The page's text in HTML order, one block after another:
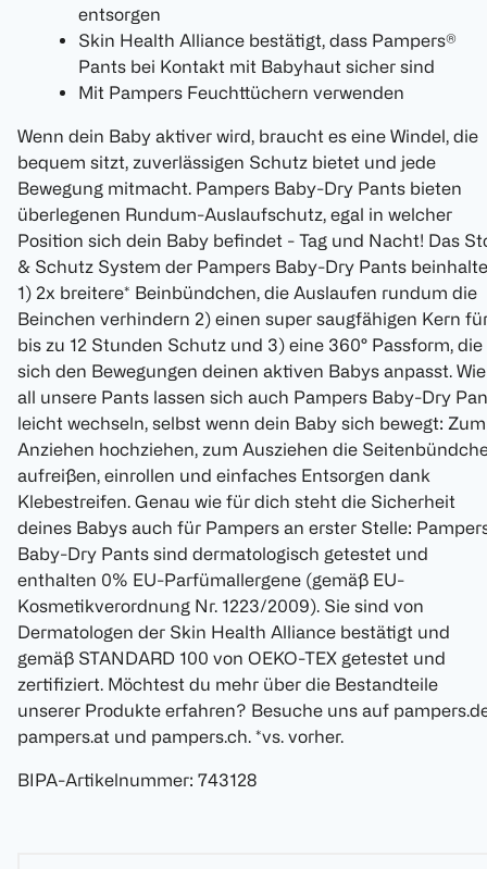
entsorgen
Skin Health Alliance bestätigt, dass Pampers®
Pants bei Kontakt mit Babyhaut sicher sind
Mit Pampers Feuchttüchern verwenden
Wenn dein Baby aktiver wird, braucht es eine Windel, die
bequem sitzt, zuverlässigen Schutz bietet und jede
Bewegung mitmacht. Pampers Baby-Dry Pants bieten
überlegenen Rundum-Auslaufschutz, egal in welcher
Position sich dein Baby befindet - Tag und Nacht! Das
& Schutz System der Pampers Baby-Dry Pants
1) 2x breitere* Beinbündchen, die Auslaufen rundum die
Beinchen verhindern 2) einen super saugfähigen Kern
bis zu 12 Stunden Schutz und 3) eine 360° Passform, die
sich den Bewegungen deinen aktiven Babys anpasst. Wie
all unsere Pants lassen sich auch Pampers Baby-Dry
leicht wechseln, selbst wenn dein Baby sich bewegt: Zum
Anziehen hochziehen, zum Ausziehen die
aufreißen, einrollen und einfaches Entsorgen dank
Klebestreifen. Genau wie für dich steht die Sicherheit
deines Babys auch für Pampers an erster Stelle:
Baby-Dry Pants sind dermatologisch getestet und
enthalten 0% EU-Parfümallergene (gemäß EU-
Kosmetikverordnung Nr. 1223/2009). Sie sind von
Dermatologen der Skin Health Alliance bestätigt und
gemäß STANDARD 100 von OEKO-TEX getestet und
zertifiziert. Möchtest du mehr über die Bestandteile
unserer Produkte erfahren? Besuche uns auf
pampers.at und pampers.ch. *vs. vorher.
BIPA-Artikelnummer: 743128